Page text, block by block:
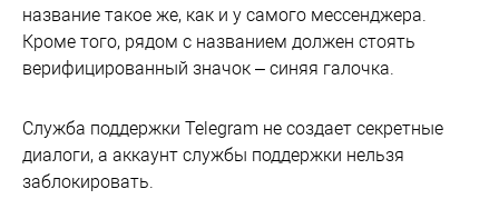
название такое же, как и у самого мессенджера.
Кроме того, рядом с названием должен стоять
верифицированный значок – синяя галочка.
Служба поддержки Telegram не создает секретные
диалоги, а аккаунт службы поддержки нельзя
заблокировать.